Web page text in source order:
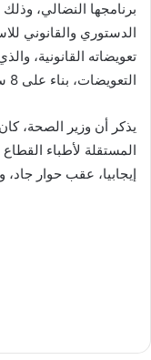
برنامجها النضالي،
تعويضاته القانونية،
التعويضات، بناء على 8 سنوات من الدراسة.
يذكر أن وزير الصحة،
المستقلة لأطباء
إيجابيا، عقب حوار